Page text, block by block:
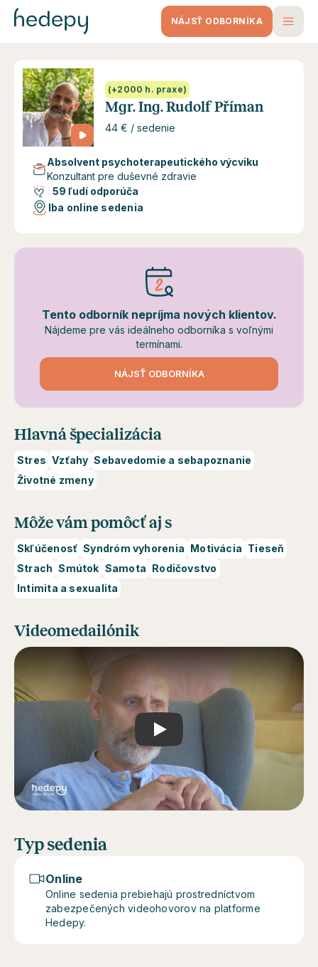
NÁJSŤ ODBORNÍKA
(+2000 h. praxe)
Mgr. Ing. Rudolf Příman
44 € / sedenie
Absolvent psychoterapeutického výcviku
Konzultant pre duševné zdravie
59 ľudí odporúča
Iba online sedenia
Tento odborník nepríjma nových klientov.
Nájdeme pre vás ideálneho odborníka s voľnými
termínami.
NÁJSŤ ODBORNÍKA
Hlavná špecializácia
Stres Vzťahy Sebavedomie a sebapoznanie
Životné zmeny
Môže vám pomôcť aj s
Skľúčenosť Syndróm vyhorenia Motivácia Tieseň
Strach Smútok Samota Rodičovstvo
Intimita a sexualita
Videomedailónik
Play
Typ sedenia
Online
Online sedenia prebiehajú prostredníctvom
zabezpečených videohovorov na platforme
Hedepy.